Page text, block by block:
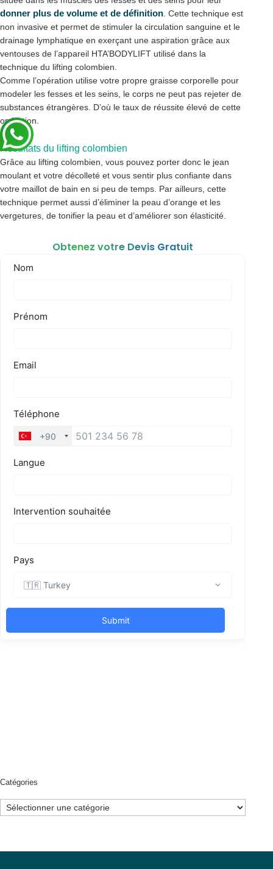
donner plus de volume et de définition . Cette technique est
non invasive et permet de stimuler la circulation sanguine et le
drainage lymphatique en exerçant une aspiration grâce aux
ventouses de l’appareil HTA’BODYLIFT utilisé dans la
technique du lifting colombien.
Comme l’opération utilise votre propre graisse corporelle pour
modeler les fesses et les seins, le corps ne peut pas rejeter de
substances étrangères. D’où le taux de réussite élevé de cette
opération.
Résultats du lifting colombien
Grâce au lifting colombien, vous pouvez porter donc le jean
moulant et votre décolleté et vous sentir plus confiante dans
votre maillot de bain en si peu de temps. Par ailleurs, cette
technique permet aussi d’éliminer la peau d’orange et les
vergetures, de tonifier la peau et d’améliorer son élasticité.
Obtenez votre Devis Gratuit
Catégories
Catégories